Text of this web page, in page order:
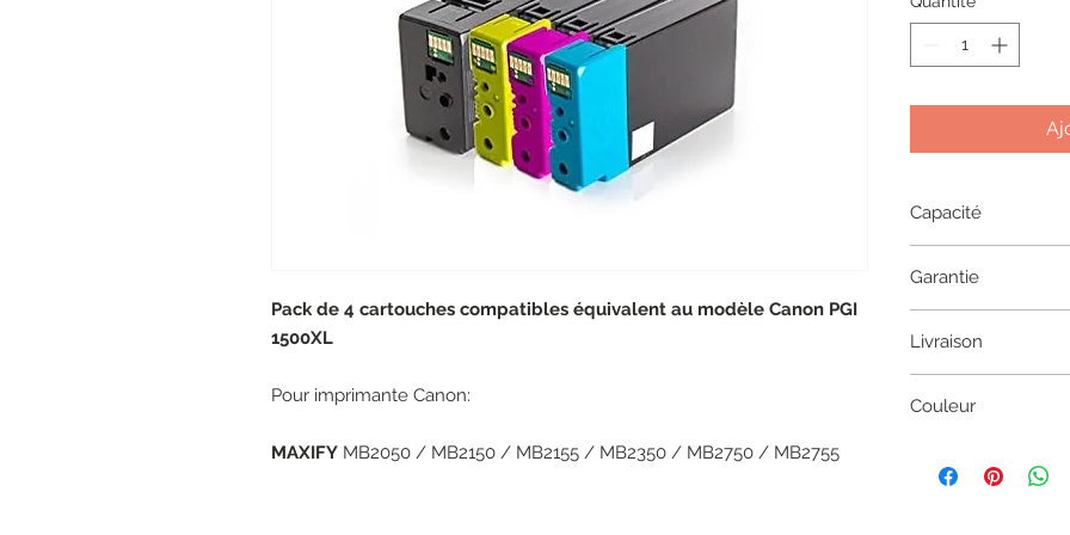
Pack de 4 cartouches compatibles équivalent au modèle Canon PGI
1500XL
Pour imprimante Canon:
MAXIFY MB2050 / MB2150 / MB2155 / MB2350 / MB2750 / MB2755
Capacité
Couleur: 12 ML
Garantie
Livraison
Couleur